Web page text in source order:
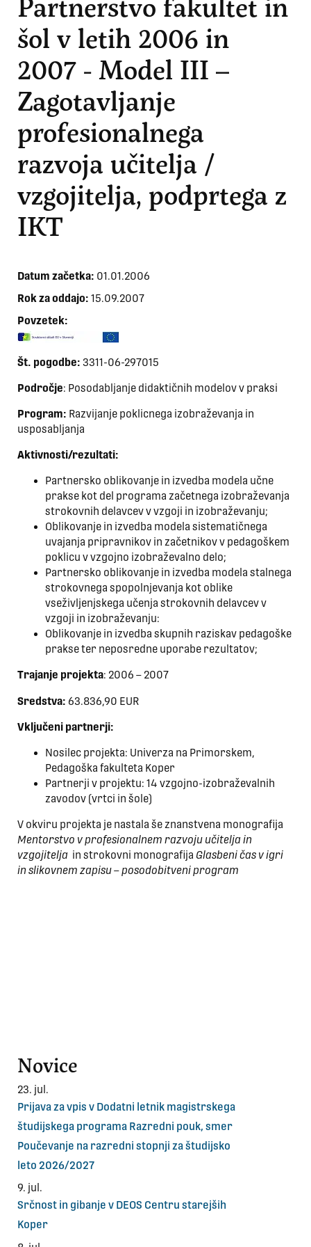
šol v letih 2006 in
2007 - Model III –
Zagotavljanje
profesionalnega
razvoja učitelja /
vzgojitelja, podprtega z
IKT
Datum začetka: 01.01.2006
Rok za oddajo: 15.09.2007
Povzetek:
Št. pogodbe: 3311-06-297015
Področje: Posodabljanje didaktičnih modelov v praksi
Program: Razvijanje poklicnega izobraževanja in
usposabljanja
Aktivnosti/rezultati:
Partnersko oblikovanje in izvedba modela učne
prakse kot del programa začetnega izobraževanja
strokovnih delavcev v vzgoji in izobraževanju;
Oblikovanje in izvedba modela sistematičnega
uvajanja pripravnikov in začetnikov v pedagoškem
poklicu v vzgojno izobraževalno delo;
Partnersko oblikovanje in izvedba modela stalnega
strokovnega spopolnjevanja kot oblike
vseživljenjskega učenja strokovnih delavcev v
vzgoji in izobraževanju:
Oblikovanje in izvedba skupnih raziskav pedagoške
prakse ter neposredne uporabe rezultatov;
Trajanje projekta: 2006 – 2007
Sredstva: 63.836,90 EUR
Vključeni partnerji:
Nosilec projekta: Univerza na Primorskem,
Pedagoška fakulteta Koper
Partnerji v projektu: 14 vzgojno-izobraževalnih
zavodov (vrtci in šole)
V okviru projekta je nastala še znanstvena monografija
Mentorstvo v profesionalnem razvoju učitelja in
vzgojitelja in strokovni monografija Glasbeni čas v igri
in slikovnem zapisu – posodobitveni program
Novice
23. jul.
Prijava za vpis v Dodatni letnik magistrskega
študijskega programa Razredni pouk, smer
Poučevanje na razredni stopnji za študijsko
leto 2026/2027
9. jul.
Srčnost in gibanje v DEOS Centru starejših
Koper